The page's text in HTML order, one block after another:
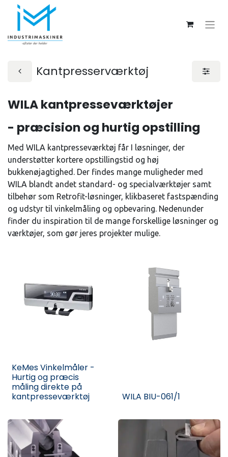
Kantpresserværktøj
WILA kantpresseværktøjer
- præcision og hurtig opstilling
Med WILA kantpresseværktøj får I løsninger, der
understøtter kortere opstillingstid og høj
bukkenøjagtighed. Der findes mange muligheder med
WILA blandt andet standard- og specialværktøjer samt
tilbehør som Retrofit-løsninger, klikbaseret fastspænding
og udstyr til vinkelmåling og opbevaring. Nedenunder
finder du inspiration til de mange forskellige løsninger og
værktøjer, som gør jeres projekter mulige.
KeMes Vinkelmåler -
Hurtig og præcis
måling direkte på
kantpresseværktøj
WILA BIU-061/1